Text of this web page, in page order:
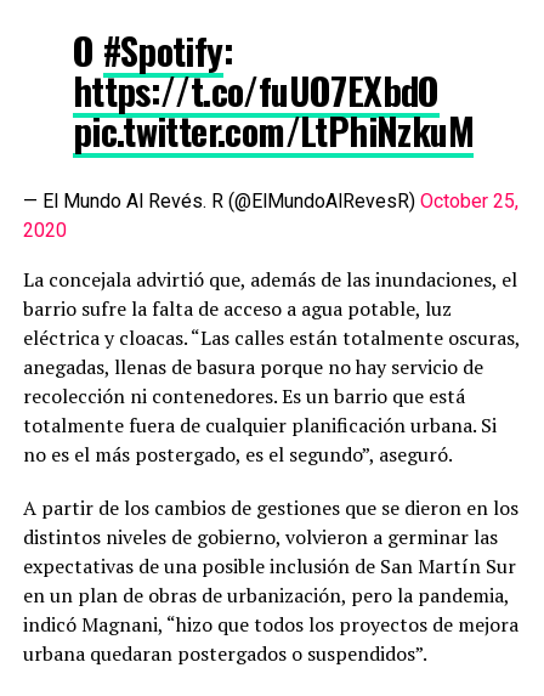
O #Spotify:
https://t.co/fuUO7EXbdO
pic.twitter.com/LtPhiNzkuM
— El Mundo Al Revés. R (@ElMundoAlRevesR) October 25,
2020
La concejala advirtió que, además de las inundaciones, el
barrio sufre la falta de acceso a agua potable, luz
eléctrica y cloacas. “Las calles están totalmente oscuras,
anegadas, llenas de basura porque no hay servicio de
recolección ni contenedores. Es un barrio que está
totalmente fuera de cualquier planificación urbana. Si
no es el más postergado, es el segundo”, aseguró.
A partir de los cambios de gestiones que se dieron en los
distintos niveles de gobierno, volvieron a germinar las
expectativas de una posible inclusión de San Martín Sur
en un plan de obras de urbanización, pero la pandemia,
indicó Magnani, “hizo que todos los proyectos de mejora
urbana quedaran postergados o suspendidos”.